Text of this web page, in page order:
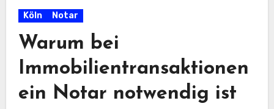
Köln Notar
Warum bei
Immobilientransaktionen
ein Notar notwendig ist